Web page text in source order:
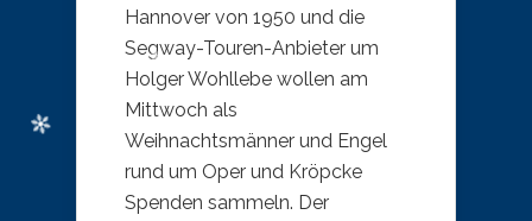
Hannover von 1950 und die
Segway-Touren-Anbieter um
Holger Wohllebe wollen am
Mittwoch als
Weihnachtsmänner und Engel
rund um Oper und Kröpcke
Spenden sammeln. Der